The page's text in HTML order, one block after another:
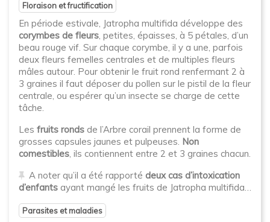
Floraison et fructification
En période estivale, Jatropha multifida développe des
corymbes de fleurs, petites, épaisses, à 5 pétales, d’un
beau rouge vif. Sur chaque corymbe, il y a une, parfois
deux fleurs femelles centrales et de multiples fleurs
mâles autour. Pour obtenir le fruit rond renfermant 2 à
3 graines il faut déposer du pollen sur le pistil de la fleur
centrale, ou espérer qu’un insecte se charge de cette
tâche.
Les fruits ronds de l’Arbre corail prennent la forme de
grosses capsules jaunes et pulpeuses. Non
comestibles, ils contiennent entre 2 et 3 graines chacun.
A noter qu’il a été rapporté deux cas d’intoxication
d’enfants ayant mangé les fruits de Jatropha multifida…
Parasites et maladies